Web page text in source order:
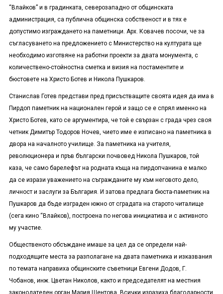
“Влайков” и в градинката, северозападно от общинската
администрация, са публична общинска собственост и в тях е
допустимо изграждането на паметници. Арх. Ковачев посочи, че за
съгласуването на предложението с Министерство на културата ще
необходимо изготвяне на работни проекти за двата монумента, с
количествено-стойностна сметка и визия на постаментите и
бюстовете на Христо Ботев и Никола Пушкаров.
Станислав Готев представи пред присъстващите своята идея да има в
Пирдоп паметник на национален герой и защо се е спрял именно на
Христо Ботев, като се аргументира, че той е свързан с града чрез своя
четник Димитър Тодоров Ночев, чието име е изписано на паметника в
двора на началното училище. За паметника на учителя,
революционера и пръв български почвовед Никола Пушкаров, той
каза, че само барелефът на родната къща на пирдопчанина е малко
да се изрази уважението на съгражданите му към неговото дело,
личност и заслуги за България. И затова предлага бюста-паметник на
Пушкаров да бъде изграден южно от сградата на старото читалище
(сега кино “Влайков), построена по негова инициатива и с активното
му участие.
Общественото обсъждане имаше за цел да се определи най-
подходящите места за разполагане на двата паметника и изказвания
по темата направиха общинските съветници Евгени Додов, Г.
Чобанов, инж. Цветан Николов, както и председателят на местния